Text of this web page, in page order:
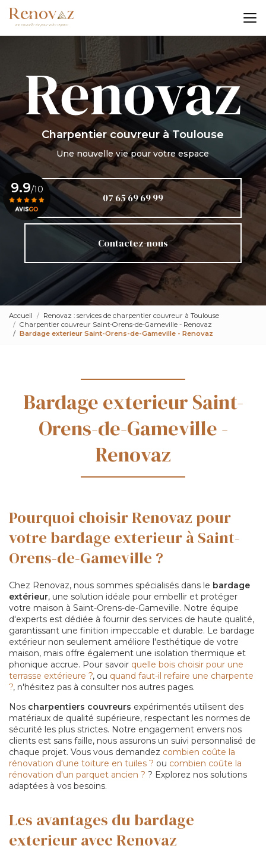
Aller
au
contenu
principal
Charpentier couvreur à Toulouse
Une nouvelle vie pour votre espace
07 65 69 69 99
Contactez-nous
9.9/10
Voir le certificat
Accueil
Renovaz : services de charpentier couvreur à Toulouse
Charpentier couvreur Saint-Orens-de-Gameville - Renovaz
Bardage exterieur Saint-Orens-de-Gameville - Renovaz
Bardage exterieur Saint-
Orens-de-Gameville -
Renovaz
Pourquoi choisir Renovaz pour
votre bardage exterieur à Saint-
Orens-de-Gameville ?
Chez Renovaz, nous sommes spécialisés dans le bardage
extérieur, une solution idéale pour embellir et protéger
votre maison à Saint-Orens-de-Gameville. Notre équipe
d'experts est dédiée à fournir des services de haute qualité,
garantissant une finition impeccable et durable. Le bardage
extérieur non seulement améliore l'esthétique de votre
maison, mais offre également une isolation thermique et
phonique accrue. Pour savoir quelle bois choisir pour une
terrasse extérieure ?, ou quand faut-il refaire une charpente
?, n'hésitez pas à consulter nos autres pages.
Nos charpentiers couvreurs expérimentés utilisent des
matériaux de qualité supérieure, respectant les normes de
sécurité les plus strictes. Notre engagement envers nos
clients est sans faille, nous assurons un suivi personnalisé de
chaque projet. Vous vous demandez combien coûte la
rénovation d'une toiture en tuiles ? ou combien coûte la
rénovation d'un parquet ancien ? ? Explorez nos solutions
adaptées à vos besoins.
Les avantages du bardage
exterieur avec Renovaz